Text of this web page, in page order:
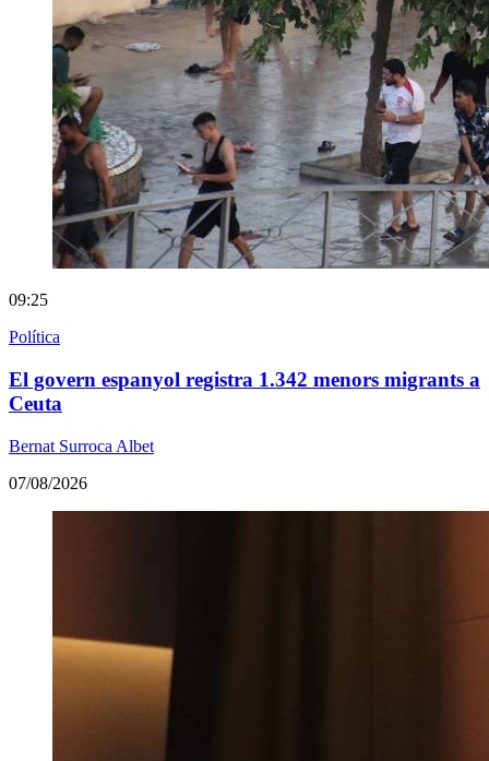
09:25
Política
El govern espanyol registra 1.342 menors migrants a
Ceuta
Bernat Surroca Albet
07/08/2026